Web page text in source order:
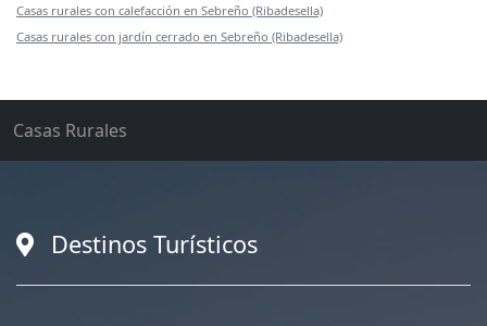
Casas rurales con calefacción en Sebreño (Ribadesella)
Casas rurales con jardín cerrado en Sebreño (Ribadesella)
Casas Rurales
Destinos Turísticos